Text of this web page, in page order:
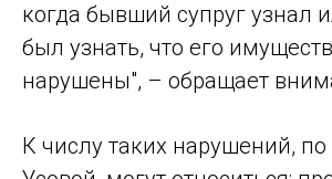
когда бывший супруг узнал
был узнать, что его
нарушены", – обращает
К числу таких нарушений,